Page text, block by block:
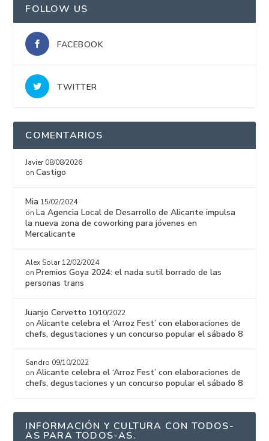
FOLLOW US
FACEBOOK
TWITTER
COMENTARIOS
Javier 08/08/2026
onCastigo
Mia 15/02/2024
onLa Agencia Local de Desarrollo de Alicante impulsa
la nueva zona de coworking para jóvenes en
Mercalicante
Alex Solar 12/02/2024
onPremios Goya 2024: el nada sutil borrado de las
personas trans
Juanjo Cervetto 10/10/2022
onAlicante celebra el ‘Arroz Fest’ con elaboraciones de
chefs, degustaciones y un concurso popular el sábado 8
Sandro 09/10/2022
onAlicante celebra el ‘Arroz Fest’ con elaboraciones de
chefs, degustaciones y un concurso popular el sábado 8
INFORMACIÓN Y CULTURA CON TODOS-
AS PARA TODOS-AS.